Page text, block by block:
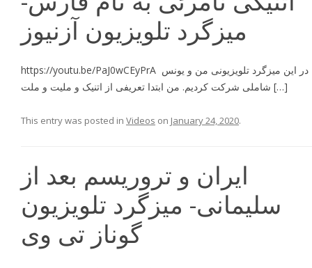
میزگرد تلویزیون آزنیوز
https://youtu.be/PaJ0wCEyPrA در این میزگرد تلویزیونی من و يونس
شاملى شركت کردیم. من ابتدا تعریفی از اتنیک و ملیت و ملت […]
This entry was posted in Videos on January 24, 2020.
ایران و تروریسم بعد از
سلیمانی- میزگرد تلویزیون
گوناز تی وی